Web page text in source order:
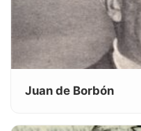
Juan de Borbón